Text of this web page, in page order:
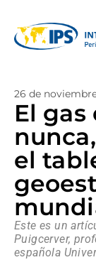
26 de
El gas
el
Este es un
Puigcerver,
española